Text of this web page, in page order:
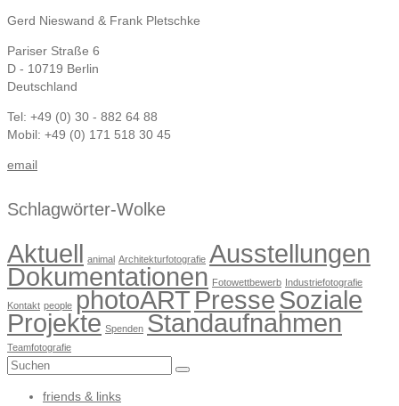
Gerd Nieswand & Frank Pletschke
Pariser Straße 6
D - 10719 Berlin
Deutschland
Tel: +49 (0) 30 - 882 64 88
Mobil: +49 (0) 171 518 30 45
email
Schlagwörter-Wolke
Aktuell animal Architekturfotografie Ausstellungen
Dokumentationen Fotowettbewerb Industriefotografie
Kontakt people photoARTPresseSoziale
Projekte Spenden Standaufnahmen
Teamfotografie
Suchen
friends & links